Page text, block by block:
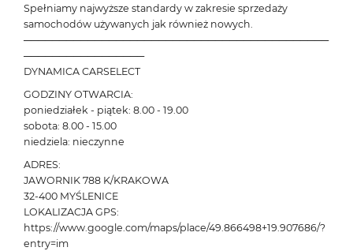
Spełniamy najwyższe standardy w zakresie sprzedaży
samochodów używanych jak również nowych.
───────────────────────────────────────────
─────────────────
DYNAMICA CARSELECT
GODZINY OTWARCIA:
poniedziałek - piątek: 8.00 - 19.00
sobota: 8.00 - 15.00
niedziela: nieczynne
ADRES:
JAWORNIK 788 K/KRAKOWA
32-400 MYŚLENICE
LOKALIZACJA GPS:
https://www.google.com/maps/place/49.866498+19.907686/?
entry=im